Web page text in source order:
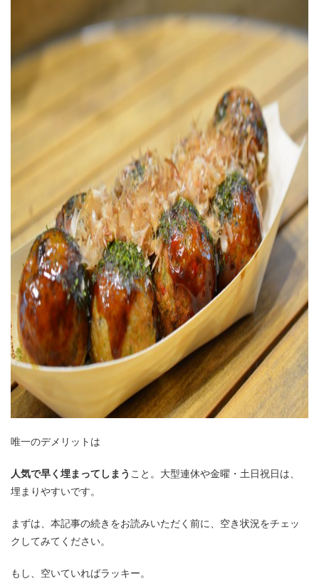
唯一のデメリットは
人気で早く埋まってしまう こと。大型連休や金曜・土日祝日は、
埋まりやすいです。
まずは、本記事の続きをお読みいただく前に、空き状況をチェッ
クしてみてください。
もし、空いていればラッキー。